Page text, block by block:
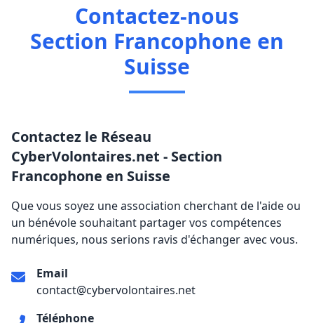
Contactez-nous
Section Francophone en
Suisse
Contactez le Réseau
CyberVolontaires.net - Section
Francophone en Suisse
Que vous soyez une association cherchant de l'aide ou
un bénévole souhaitant partager vos compétences
numériques, nous serions ravis d'échanger avec vous.
Email
contact@cybervolontaires.net
Téléphone